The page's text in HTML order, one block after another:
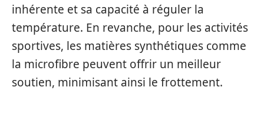
inhérente et sa capacité à réguler la
température. En revanche, pour les activités
sportives, les matières synthétiques comme
la microfibre peuvent offrir un meilleur
soutien, minimisant ainsi le frottement.